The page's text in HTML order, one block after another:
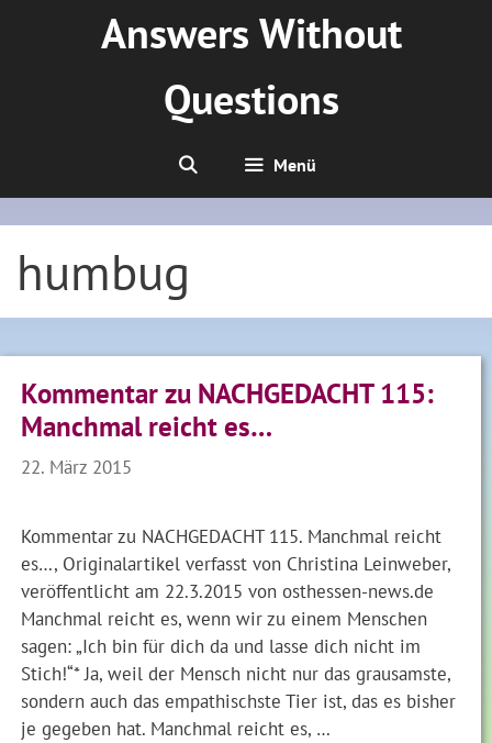
Answers Without
Questions
Menü
humbug
Kommentar zu NACHGEDACHT 115:
Manchmal reicht es…
22. März 2015
Kommentar zu NACHGEDACHT 115. Manchmal reicht
es…, Originalartikel verfasst von Christina Leinweber,
veröffentlicht am 22.3.2015 von osthessen-news.de
Manchmal reicht es, wenn wir zu einem Menschen
sagen: „Ich bin für dich da und lasse dich nicht im
Stich!“* Ja, weil der Mensch nicht nur das grausamste,
sondern auch das empathischste Tier ist, das es bisher
je gegeben hat. Manchmal reicht es, …